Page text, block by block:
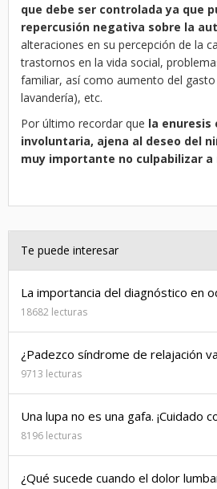
que debe ser controlada ya que
repercusión negativa sobre la
alteraciones en su percepción de la
trastornos en la vida social,
familiar, así como aumento del
lavandería), etc.
Por último recordar que la enuresis
involuntaria, ajena al deseo del
muy importante no culpabilizar a
Te puede interesar
La importancia del diagnóstico en
18682 lecturas
¿Padezco síndrome de relajación
9713 lecturas
Una lupa no es una gafa. ¡Cuidado
8196 lecturas
¿Qué sucede cuando el dolor